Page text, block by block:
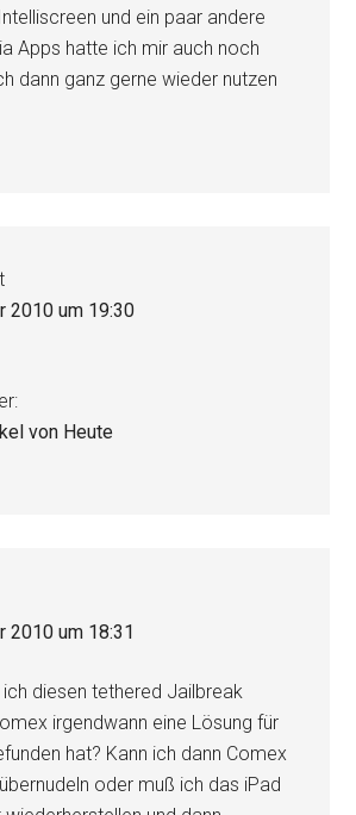
und ein paar andere
Apps hatte ich mir auch noch
dann ganz gerne wieder nutzen
2010 um 19:30
von Heute
2010 um 18:31
diesen tethered Jailbreak
irgendwann eine Lösung für
hat? Kann ich dann Comex
oder muß ich das iPad